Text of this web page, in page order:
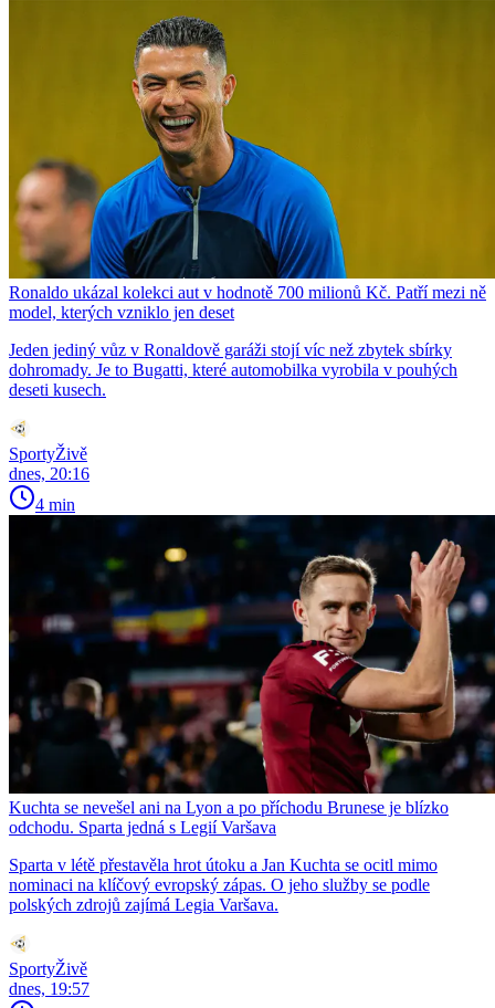
Ronaldo ukázal kolekci aut v hodnotě 700 milionů Kč. Patří mezi ně
model, kterých vzniklo jen deset
Jeden jediný vůz v Ronaldově garáži stojí víc než zbytek sbírky
dohromady. Je to Bugatti, které automobilka vyrobila v pouhých
deseti kusech.
SportyŽivě
dnes, 20:16
4 min
Kuchta se nevešel ani na Lyon a po příchodu Brunese je blízko
odchodu. Sparta jedná s Legií Varšava
Sparta v létě přestavěla hrot útoku a Jan Kuchta se ocitl mimo
nominaci na klíčový evropský zápas. O jeho služby se podle
polských zdrojů zajímá Legia Varšava.
SportyŽivě
dnes, 19:57